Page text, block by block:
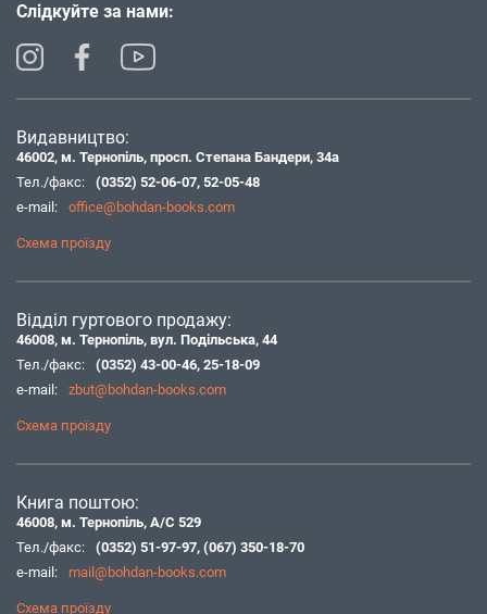
Слідкуйте за нами:
Видавництво:
46002, м. Тернопіль, просп. Степана Бандери, 34а
Тел./факс:
(0352) 52-06-07, 52-05-48
e-mail:
office@bohdan-books.com
Схема проїзду
Відділ гуртового продажу:
46008, м. Тернопіль, вул. Подільська, 44
Тел./факс:
(0352) 43-00-46, 25-18-09
e-mail:
zbut@bohdan-books.com
Схема проїзду
Книга поштою:
46008, м. Тернопіль, А/С 529
Тел./факс:
(0352) 51-97-97, (067) 350-18-70
e-mail:
mail@bohdan-books.com
Схема проїзду